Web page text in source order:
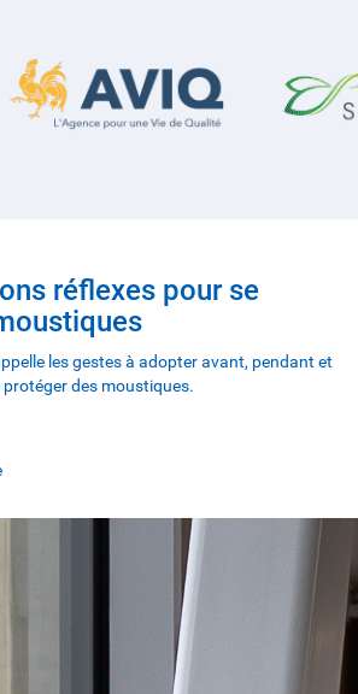
réflexes pour se
les gestes à adopter avant, pendant et
des moustiques.